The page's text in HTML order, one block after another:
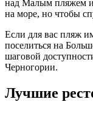
над Малым пляжем и
на море, но чтобы
Если для вас пляж
поселиться на
шаговой
Черногории.
Лучшие